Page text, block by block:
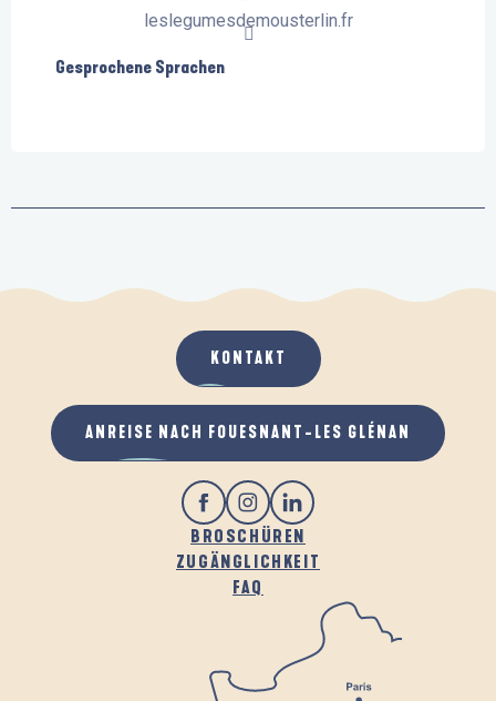
leslegumesdemousterlin.fr
Gesprochene Sprachen
Gesprochene Sprachen
BROSCHÜREN
ZUGÄNGLICHKEIT
FAQ
KONTAKT
ANREISE NACH FOUESNANT-LES GLÉNAN